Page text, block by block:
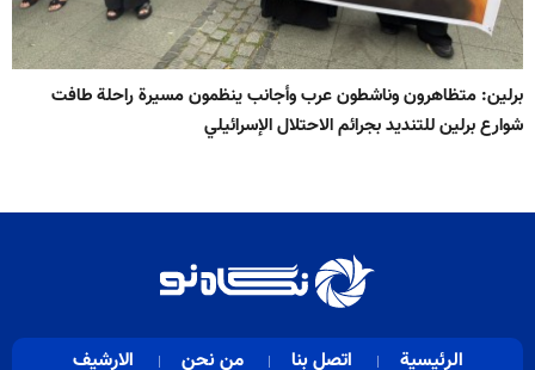
برلين: متظاهرون وناشطون عرب وأجانب ينظمون مسيرة راحلة طافت
شوارع برلين للتنديد بجرائم الاحتلال الإسرائيلي
الرئيسية اتصل بنا من نحن الارشيف